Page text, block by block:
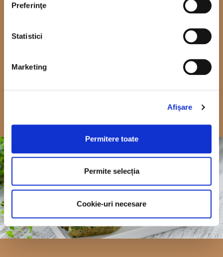
Preferinţe
Statistici
Marketing
Afişare
Permitere toate
Permite selecția
Cookie-uri necesare
Cheesecake fără coacere cu
Hochland Crème și sos de